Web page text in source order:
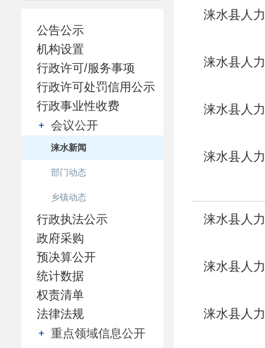
公告公示
机构设置
行政许可/服务事项
行政许可处罚信用公示
行政事业性收费
会议公开
涞水新闻
部门动态
乡镇动态
行政执法公示
政府采购
预决算公开
统计数据
权责清单
法律法规
重点领域信息公开
涞水县人
涞水县人
涞水县人
涞水县人
涞水县人
涞水县人
涞水县人